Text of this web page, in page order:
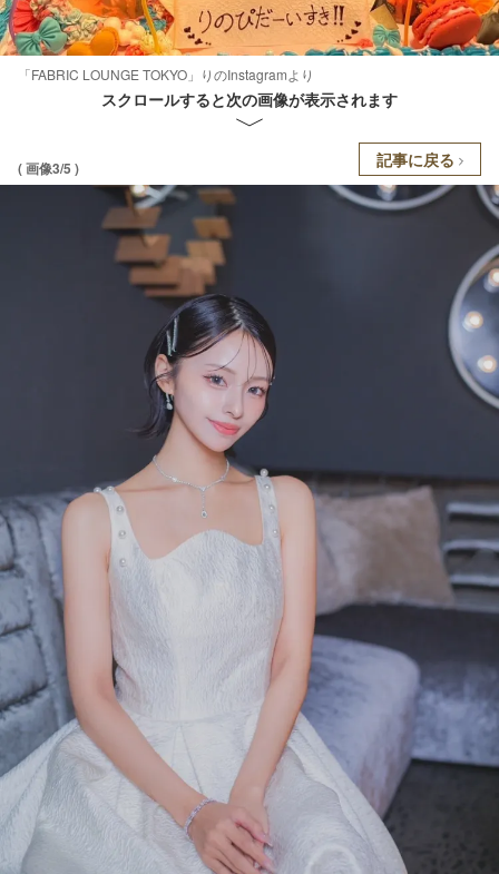
「FABRIC LOUNGE TOKYO」りのInstagramより
スクロールすると次の画像が表示されます
( 画像3/5 ) 記事に戻る